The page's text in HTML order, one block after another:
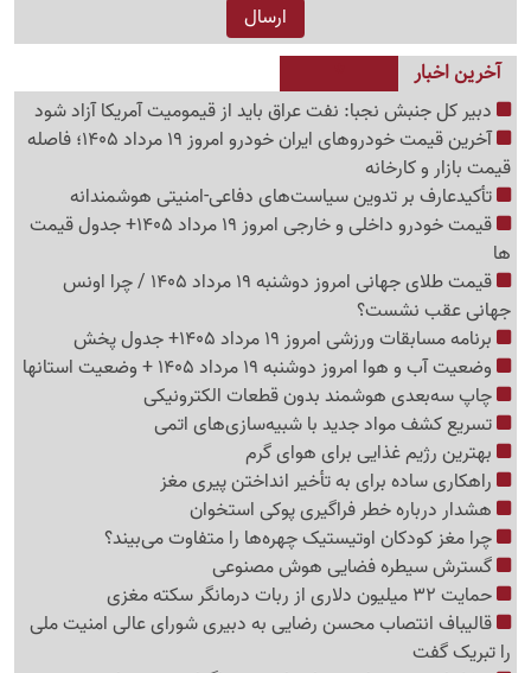
آخرین اخبار
دبیر کل جنبش نجبا: نفت عراق باید از قیمومیت آمریکا آزاد شود
آخرین قیمت خودروهای ایران خودرو امروز 19 مرداد 1405؛ فاصله
قیمت بازار و کارخانه
تأکیدعارف بر تدوین سیاست‌های دفاعی-امنیتی هوشمندانه
قیمت خودرو داخلی و خارجی امروز 19 مرداد 1405+ جدول قیمت
ها
قیمت طلای جهانی امروز دوشنبه 19 مرداد 1405 / چرا اونس
جهانی عقب نشست؟
برنامه مسابقات ورزشی امروز 19 مرداد 1405+ جدول پخش
وضعیت آب و هوا امروز دوشنبه 19 مرداد 1405 + وضعیت استانها
چاپ سه‌بعدی هوشمند بدون قطعات الکترونیکی
تسریع کشف مواد جدید با شبیه‌سازی‌های اتمی
بهترین رژیم غذایی برای هوای گرم
راهکاری ساده برای به تأخیر انداختن پیری مغز
هشدار درباره خطر فراگیری پوکی استخوان
چرا مغز کودکان اوتیستیک چهره‌ها را متفاوت می‌بیند؟
گسترش سیطره فضایی هوش مصنوعی
حمایت 32 میلیون دلاری از ربات درمانگر سکته مغزی
قالیباف انتصاب محسن رضایی به دبیری شورای عالی امنیت ملی
را تبریک گفت